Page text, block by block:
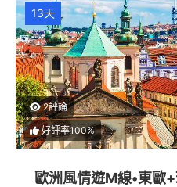
13天
2評論
好評率100%
歐洲風情遊M線•東歐